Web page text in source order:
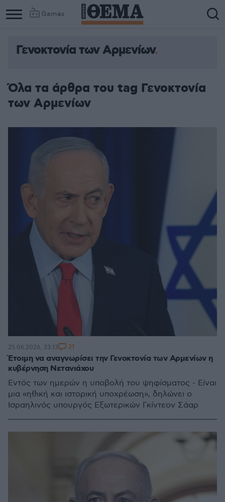
Games
Column
Column
Γενοκτονία των Αρμενίων
Όλα τα άρθρα του tag Γενοκτονία
των Αρμενίων
Έτοιμη να αναγνωρίσει την Γενοκτονία των Αρμενίων η
κυβέρνηση Νετανιάχου
Εντός των ημερών η υποβολή του ψηφίσματος - Είναι
μια «ηθική και ιστορική υποχρέωση», δηλώνει ο
Ισραηλινός υπουργός Εξωτερικών Γκίντεον Σάαρ
25.06.2026, 23:13 21